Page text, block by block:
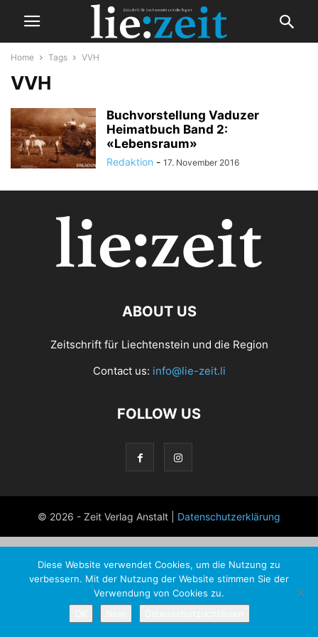
Home Tags VVH
VVH
Buchvorstellung Vaduzer
Heimatbuch Band 2:
«Lebensraum»
Redaktion - 17. November 2016
ABOUT US
Zeitschrift für Liechtenstein und die Region
Contact us: info@lie-zeit.li
FOLLOW US
© 2026 - Zeit Verlag Anstalt | Datenschutzerklärung
Diese Website verwendet Cookies, um die Nutzung zu
verbessern. Mit der Nutzung der Website stimmen Sie der
Verwendung von Cookies zu.